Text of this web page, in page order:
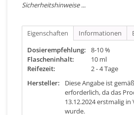
Sicherheitshinweise ...
Eigenschaften Informationen
Dosierempfehlung:
8-10 %
Flascheninhalt:
10 ml
Reifezeit:
2 - 4 Tage
Hersteller:
Diese Angabe ist
erforderlich, da das
13.12.2024 erstmalig
wurde.